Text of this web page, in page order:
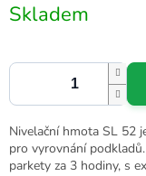
cena:
Skladem
Nivelační hmota SL 52
pro vyrovnání
parkety za 3 hodiny, s